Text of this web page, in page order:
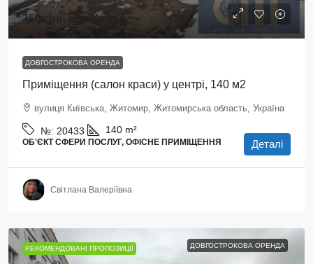
350 грн.кв.м./мес.
ДОВГОСТРОКОВА ОРЕНДА
Приміщення (салон краси) у центрі, 140 м2
вулиця Київська, Житомир, Житомирська область, Україна
№: 20433 140 m²
ОБ'ЄКТ СФЕРИ ПОСЛУГ, ОФІСНЕ ПРИМІЩЕННЯ Деталі
Світлана Валеріївна
РЕКОМЕНДОВАНІ ПРОПОЗИЦІЇ ДОВГОСТРОКОВА ОРЕНДА